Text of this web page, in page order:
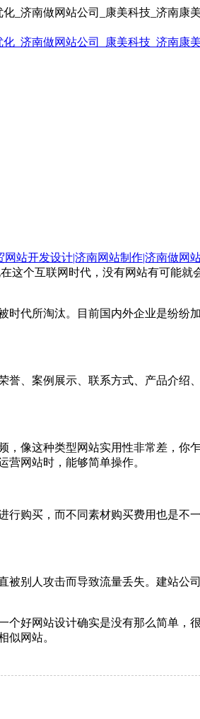
网站开发设计|济南网站制作|济南做网
这个互联网时代，没有网站有可能
代所淘汰。目前国内外企业是纷
、案例展示、联系方式、产品介
像这种类型网站实用性非常差，你
网站时，能够简单操作。
购买，而不同素材购买费用也是不
别人攻击而导致流量丢失。建站公
好网站设计确实是没有那么简单
似网站。